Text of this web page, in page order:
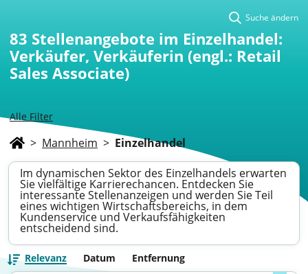
Alle Filter
Suche ändern
83 Stellenangebote im Einzelhandel:
Verkäufer, Verkäuferin (engl.: Retail
Sales Associate)
> Mannheim > Einzelhandel
Im dynamischen Sektor des Einzelhandels erwarten
Sie vielfältige Karrierechancen. Entdecken Sie
interessante Stellenanzeigen und werden Sie Teil
eines wichtigen Wirtschaftsbereichs, in dem
Kundenservice und Verkaufsfähigkeiten
entscheidend sind.
Relevanz Datum Entfernung